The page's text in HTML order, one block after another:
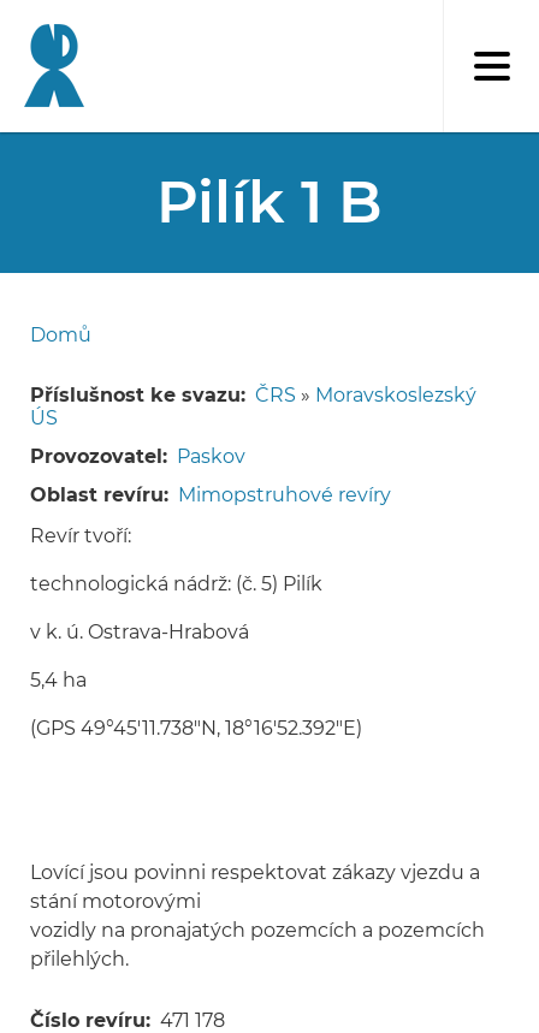
hlavnímu
obsahu
Pilík 1 B
navigace
Domů
Příslušnost ke svazu ČRS » Moravskoslezský
ÚS
Provozovatel
Paskov
Oblast revíru
Mimopstruhové revíry
Revír tvoří:
technologická nádrž: (č. 5) Pilík
v k. ú. Ostrava-Hrabová
5,4 ha
(GPS 49°45'11.738"N, 18°16'52.392"E)
Lovící jsou povinni respektovat zákazy vjezdu a
stání motorovými
vozidly na pronajatých pozemcích a pozemcích
přilehlých.
Číslo revíru
471 178